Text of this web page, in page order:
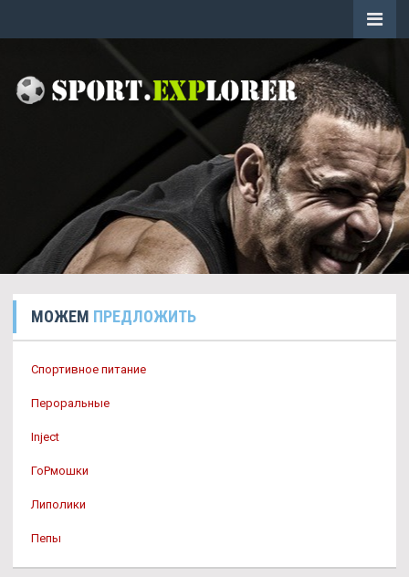
МОЖЕМ ПРЕДЛОЖИТЬ
Спортивное питание
Пероральные
Inject
ГоРмошки
Липолики
Пепы